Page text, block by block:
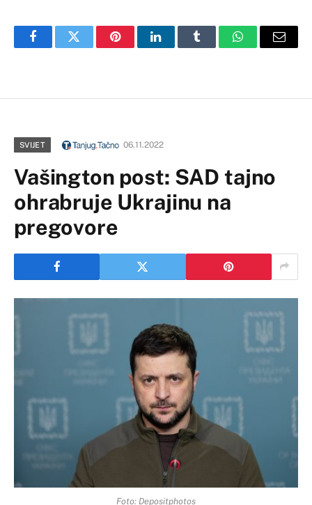
FacebookTwitter PinterestLinkedInTumblr WhatsAppEmail
SVIJET 06.11.2022
Vašington post: SAD tajno
ohrabruje Ukrajinu na
pregovore
Foto: Depositphotos